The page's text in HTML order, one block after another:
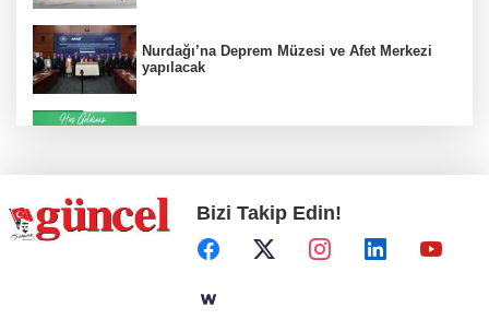
Nurdağı’na Deprem Müzesi ve Afet Merkezi
yapılacak
Koruma altındaki çocuklar sporla buluşuyor
Bizi Takip Edin!